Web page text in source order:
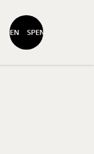
SPENDEN